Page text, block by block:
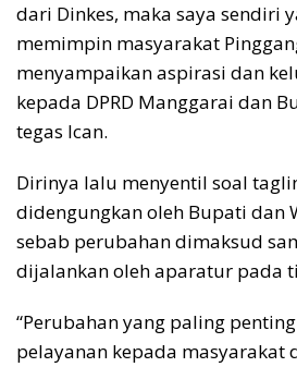
dari Dinkes, maka saya sendiri
memimpin masyarakat
menyampaikan aspirasi dan
kepada DPRD Manggarai dan
tegas Ican.
Dirinya lalu menyentil soal
didengungkan oleh Bupati dan
sebab perubahan dimaksud
dijalankan oleh aparatur pada
“Perubahan yang paling
pelayanan kepada masyarakat